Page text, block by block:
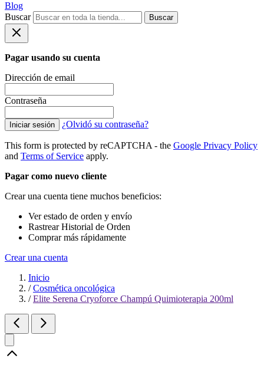
Blog
Buscar
Buscar
Pagar usando su cuenta
Dirección de email
Contraseña
Iniciar sesión ¿Olvidó su contraseña?
This form is protected by reCAPTCHA - the Google Privacy Policy
and Terms of Service apply.
Pagar como nuevo cliente
Crear una cuenta tiene muchos beneficios:
Ver estado de orden y envío
Rastrear Historial de Orden
Comprar más rápidamente
Crear una cuenta
Inicio
/ Cosmética oncológica
/ Elite Serena Cryoforce Champú Quimioterapia 200ml